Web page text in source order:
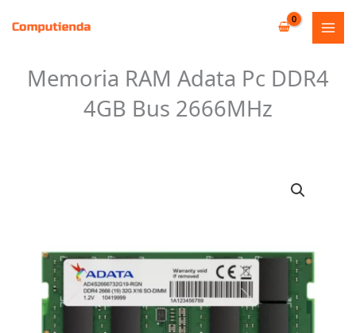
Memoria RAM Adata Pc DDR4
4GB Bus 2666MHz